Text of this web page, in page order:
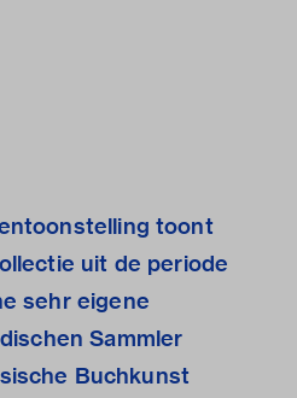
toont
uit de periode
sehr eigene
Sammler
Buchkunst